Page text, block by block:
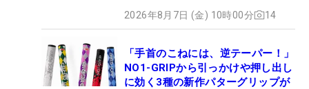
2026年8月7日 (金) 10時00分 14
「手首のこねには、逆テーパー！」
NO1-GRIPから引っかけや押し出し
に効く3種の新作パターグリップが